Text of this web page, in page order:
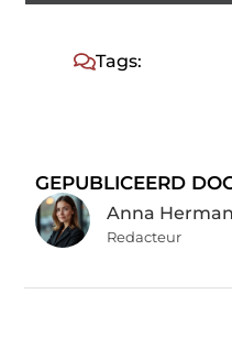
Tags:
GEPUBLICEERD
Anna
Redacteur